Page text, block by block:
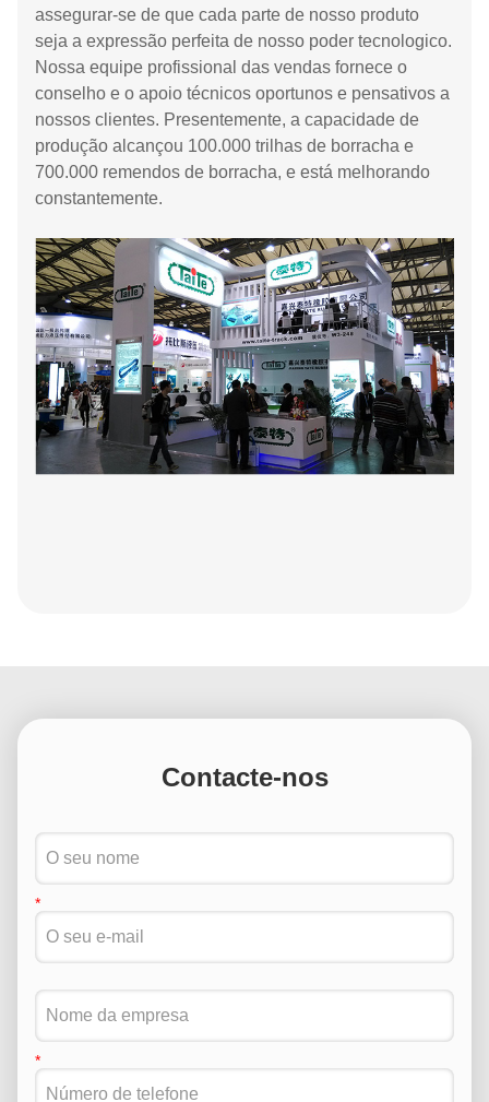
assegurar-se de que cada parte de nosso produto
seja a expressão perfeita de nosso poder tecnologico.
Nossa equipe profissional das vendas fornece o
conselho e o apoio técnicos oportunos e pensativos a
nossos clientes. Presentemente, a capacidade de
produção alcançou 100.000 trilhas de borracha e
700.000 remendos de borracha, e está melhorando
constantemente.
Contacte-nos